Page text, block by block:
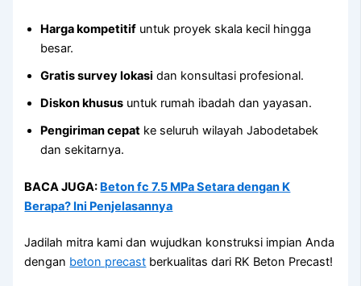
Harga kompetitif untuk proyek skala kecil hingga
besar.
Gratis survey lokasi dan konsultasi profesional.
Diskon khusus untuk rumah ibadah dan yayasan.
Pengiriman cepat ke seluruh wilayah Jabodetabek
dan sekitarnya.
BACA JUGA: Beton fc 7.5 MPa Setara dengan K
Berapa? Ini Penjelasannya
Jadilah mitra kami dan wujudkan konstruksi impian Anda
dengan beton precast berkualitas dari RK Beton Precast!